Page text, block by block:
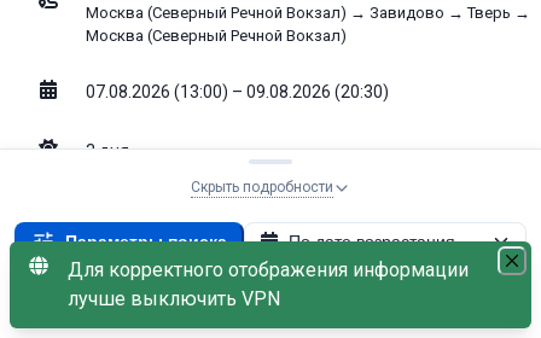
Скрыть подробности
Параметры поиска По дате возрастания
С наличием мест Теплоход: Феликс Дзержинский
Москва (Северный Речной Вокзал) → Завидово → Тверь →
Москва (Северный Речной Вокзал)
07.08.2026 (13:00) – 09.08.2026 (20:30)
3дня
от 33 400
Свободно: 1
Для корректного отображения информации
лучше выключить VPN